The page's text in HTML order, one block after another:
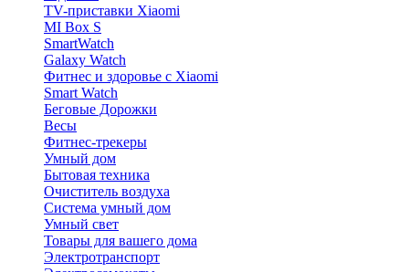
TV-приставки Xiaomi
MI Box S
SmartWatch
Galaxy Watch
Фитнес и здоровье с Xiaomi
Smart Watch
Беговые Дорожки
Весы
Фитнес-трекеры
Умный дом
Бытовая техника
Очиститель воздуха
Система умный дом
Умный свет
Товары для вашего дома
Электротранспорт